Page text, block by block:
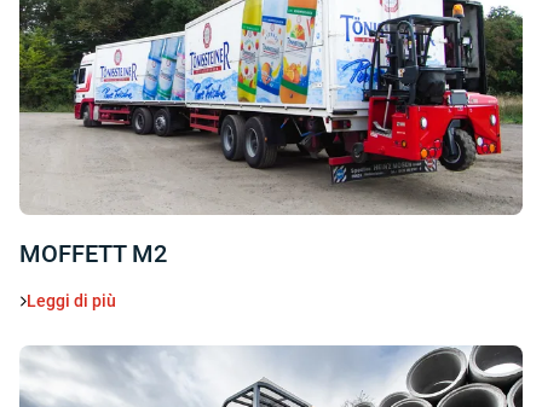
MOFFETT M2
Leggi di più